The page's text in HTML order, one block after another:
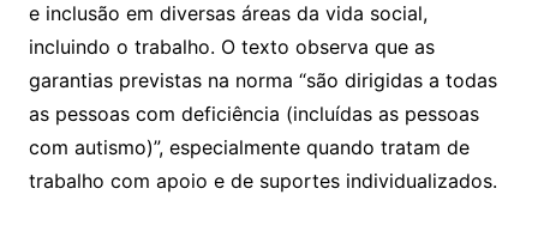
e inclusão em diversas áreas da vida social,
incluindo o trabalho. O texto observa que as
garantias previstas na norma “são dirigidas a todas
as pessoas com deficiência (incluídas as pessoas
com autismo)”, especialmente quando tratam de
trabalho com apoio e de suportes individualizados.